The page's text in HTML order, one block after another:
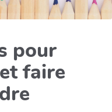
pour
faire